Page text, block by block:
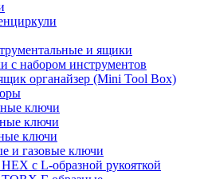
и ящики
с набором инструментов
органайзер (Mini Tool Box)
ключи
ключи
ключи
и газовые ключи
с L-образной рукояткой